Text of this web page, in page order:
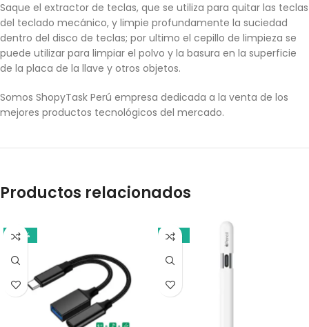
Saque el extractor de teclas, que se utiliza para quitar las teclas
del teclado mecánico, y limpie profundamente la suciedad
dentro del disco de teclas; por ultimo el cepillo de limpieza se
puede utilizar para limpiar el polvo y la basura en la superficie
de la placa de la llave y otros objetos.
Somos ShopyTask Perú empresa dedicada a la venta de los
mejores productos tecnológicos del mercado.
Productos relacionados
-22% -21%